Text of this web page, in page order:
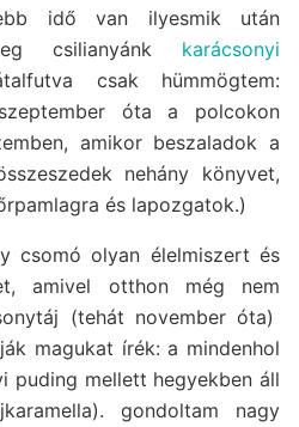
idő van ilyesmik után
csilianyánk karácsonyi
csak hümmögtem:
óta a polcokon
amikor beszaladok a
nehány könyvet,
és lapozgatok.)
csomó olyan élelmiszert és
amivel otthon még nem
(tehát november óta)
magukat írék: a mindenhol
puding mellett hegyekben áll
gondoltam nagy